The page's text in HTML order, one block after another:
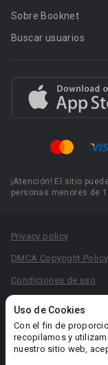
Uso de Cookies
Con el fin de
recopilamos y
nuestro sitio web,
Sobre Booknet
Buscar usuarios
¡Atención! El sitio
personas menores de
Privacy policy
DMCA Copyright Policy
Condiciones de uso
Reglas para la
Área RR.PP.: